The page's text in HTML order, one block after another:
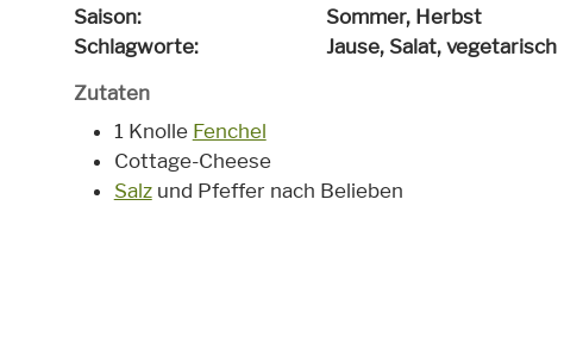
Saison
Sommer, Herbst
Schlagworte
Jause, Salat,vegetarisch
Zutaten
1 Knolle Fenchel
Cottage-Cheese
Salzund Pfeffer nach Belieben